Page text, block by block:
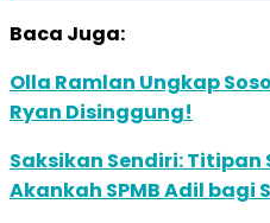
Baca Juga:
Olla Ramlan Ungkap
Ryan Disinggung!
Saksikan Sendiri: Titipan
Akankah SPMB Adil bagi